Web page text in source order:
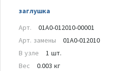
заглушка
Арт.
01A0-012010-00001
Арт. замены
01A0-012010
В узле
1 шт.
Вес
0.003 кг